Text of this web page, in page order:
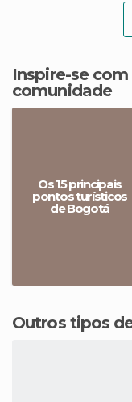
Inspire-se com as melhores listas da
comunidade
Os 15 principais
pontos turísticos
de Bogotá
Outros tipos